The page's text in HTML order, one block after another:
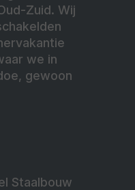
Zuid. Wij
we in
gewoon
Staalbouw